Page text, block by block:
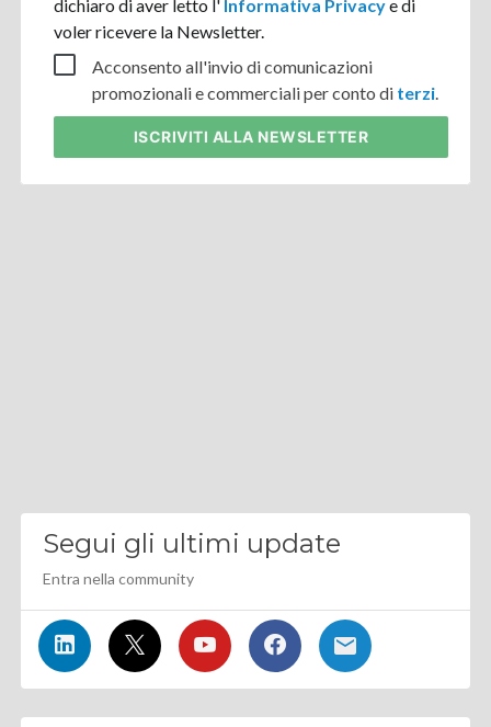
dichiaro di aver letto l' Informativa Privacye di
voler ricevere la Newsletter.
Acconsento all'invio di comunicazioni
promozionali e commerciali per conto di terzi
ISCRIVITI ALLA NEWSLETTER
Segui gli ultimi update
Entra nella community